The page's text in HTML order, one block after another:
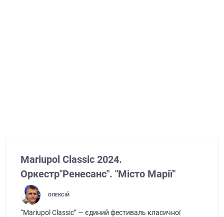
Mariupol Classic 2024.
Оркестр"Ренесанс". "Місто Марії"
ОЛЕКСІЙ
“Mariupol Classic” — єдиний фестиваль класичної